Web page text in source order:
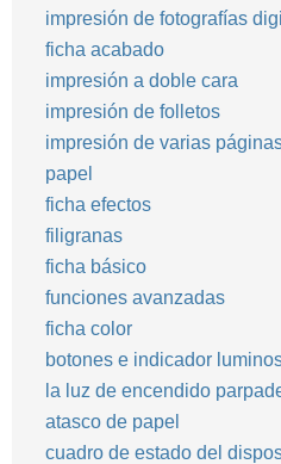
impresión de fotografías
ficha acabado
impresión a doble cara
impresión de folletos
impresión de varias
papel
ficha efectos
filigranas
ficha básico
funciones avanzadas
ficha color
botones e indicador
la luz de encendido
atasco de papel
cuadro de estado del